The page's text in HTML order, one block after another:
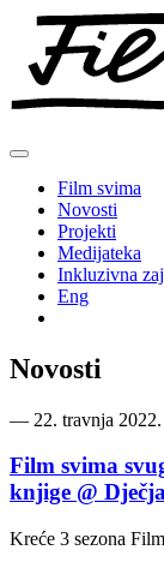
Preskoči
sadržaj
Film svima
Novosti
Projekti
Medijateka
Inkluzivna
Eng
Novosti
― 22. travnja 2022.
Film svima
knjige @
Kreće 3 sezona